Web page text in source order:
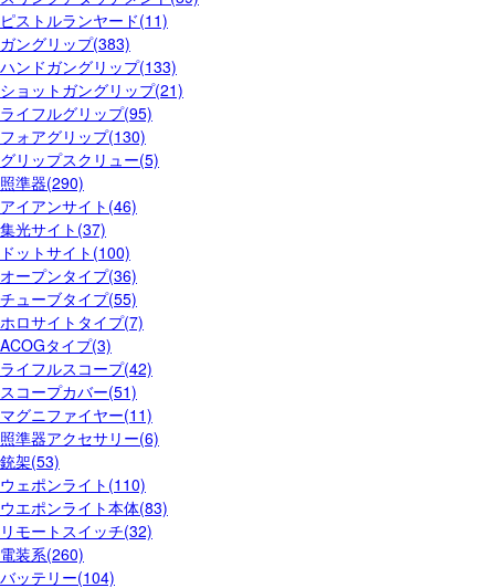
ピストルランヤード(11)
ガングリップ(383)
ハンドガングリップ(133)
ショットガングリップ(21)
ライフルグリップ(95)
フォアグリップ(130)
グリップスクリュー(5)
照準器(290)
アイアンサイト(46)
集光サイト(37)
ドットサイト(100)
オープンタイプ(36)
チューブタイプ(55)
ホロサイトタイプ(7)
ACOGタイプ(3)
ライフルスコープ(42)
スコープカバー(51)
マグニファイヤー(11)
照準器アクセサリー(6)
銃架(53)
ウェポンライト(110)
ウエポンライト本体(83)
リモートスイッチ(32)
電装系(260)
バッテリー(104)